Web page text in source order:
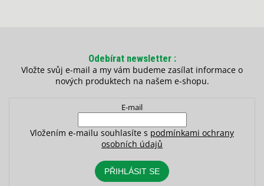
Odebírat newsletter
Vložte svůj e-mail a my vám budeme zasílat informace o
nových produktech na našem e-shopu.
E-mail
Vložením e-mailu souhlasíte s podmínkami ochrany
osobních údajů
PŘIHLÁSIT SE